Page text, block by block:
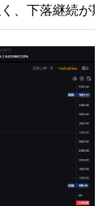
、下落継続が期